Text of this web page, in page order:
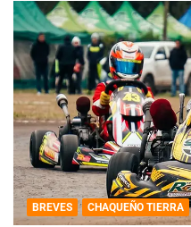
BREVES CHAQUEÑO TIERRA